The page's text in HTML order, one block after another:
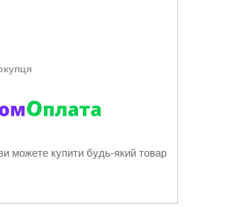
можете купити будь-який товар